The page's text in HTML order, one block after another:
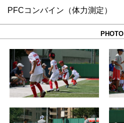
PFCコンバイン（体力測定）
PHOTO